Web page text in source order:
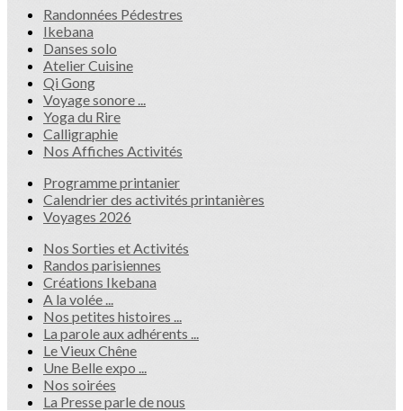
Randonnées Pédestres
Ikebana
Danses solo
Atelier Cuisine
Qi Gong
Voyage sonore ...
Yoga du Rire
Calligraphie
Nos Affiches Activités
Programme printanier
Calendrier des activités printanières
Voyages 2026
Nos Sorties et Activités
Randos parisiennes
Créations Ikebana
A la volée ...
Nos petites histoires ...
La parole aux adhérents ...
Le Vieux Chêne
Une Belle expo ...
Nos soirées
La Presse parle de nous